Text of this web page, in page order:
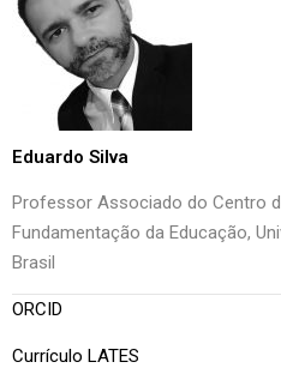
Eduardo Silva
Professor Associado do Centro
Fundamentação da Educação,
Brasil
ORCID
Currículo LATES